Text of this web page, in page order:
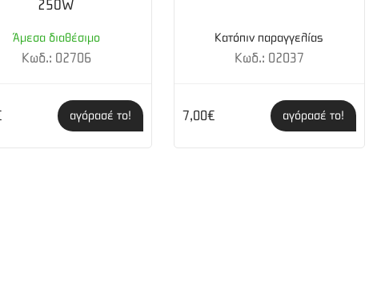
περιλαμβάνεται άνετη διπλή εξάρτυση
250W
Άμεσα διαθέσιμο
Κωδ.: 02706
αγόρασέ το!
Κατόπιν παραγγελίας
Κωδ.: 02037
7,00€ αγόρασέ το!